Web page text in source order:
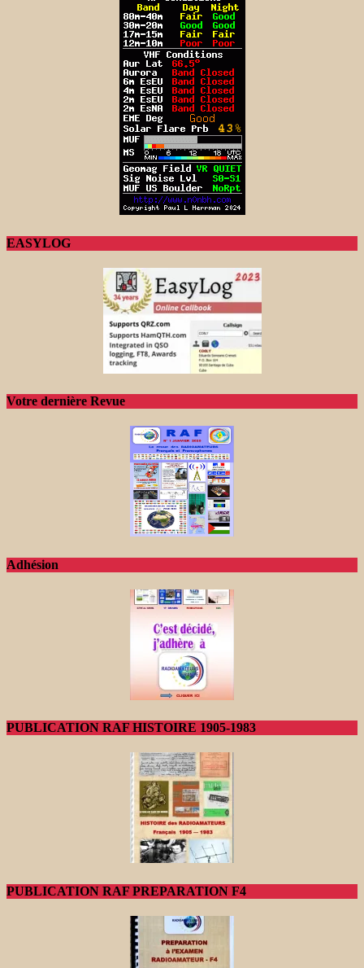
EASYLOG
Votre dernière Revue
Adhésion
PUBLICATION RAF HISTOIRE 1905-1983
PUBLICATION RAF PREPARATION F4